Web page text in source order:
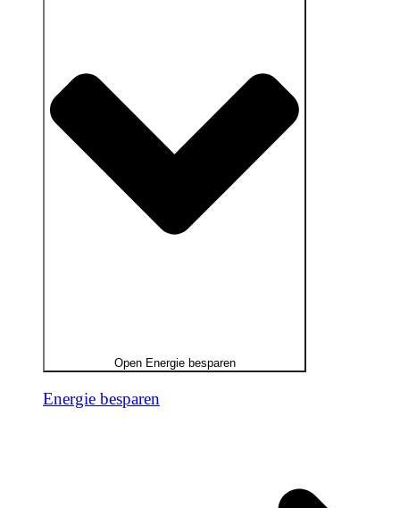
Open Energie besparen
Energie besparen